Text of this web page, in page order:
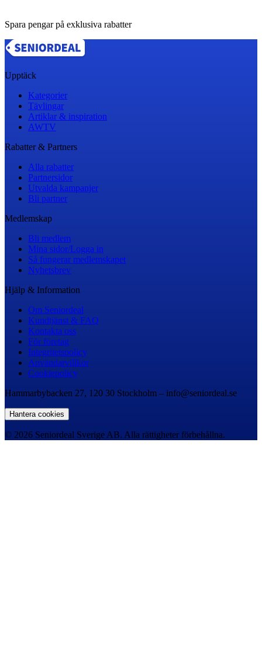
Spara pengar på exklusiva rabatter
Upptäck
Kategorier
Tävlingar
Artiklar & inspiration
AWTV
Rabatter & Partners
Alla rabatter
Partnersidor
Utvalda kampanjer
Bli partner
Medlemskap
Bli medlem
Mina sidor/Logga in
Så fungerar medlemskapet
Nyhetsbrev
Hjälp & Information
Om Seniordeal
Kundtjänst & FAQ
Kontakta oss
För företag
Integritetspolicy
Användarvillkor
Cookiepolicy
Hammarbybacken 27, 120 30 Stockholm – info@seniordeal.se
Hantera cookies
© 2026 Seniordeal Sverige AB. Alla rättigheter förbehållna.